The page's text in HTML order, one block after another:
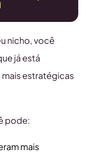
nicho, você
já está
estratégicas
pode:
mais